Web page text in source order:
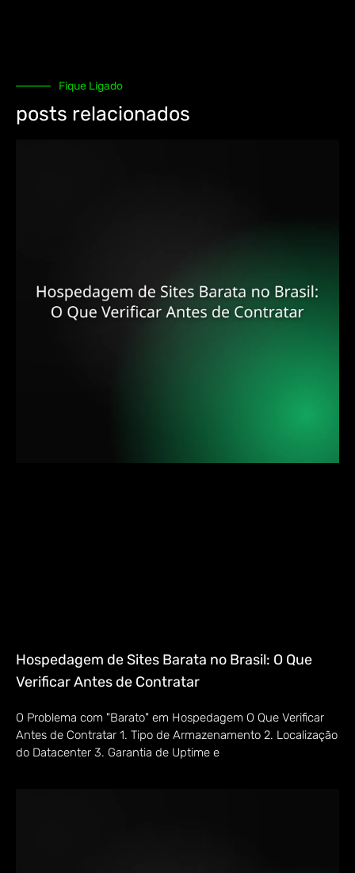
Fique Ligado
posts relacionados
Hospedagem de Sites Barata no Brasil: O Que
Verificar Antes de Contratar
O Problema com "Barato" em Hospedagem O Que Verificar
Antes de Contratar 1. Tipo de Armazenamento 2. Localização
do Datacenter 3. Garantia de Uptime e